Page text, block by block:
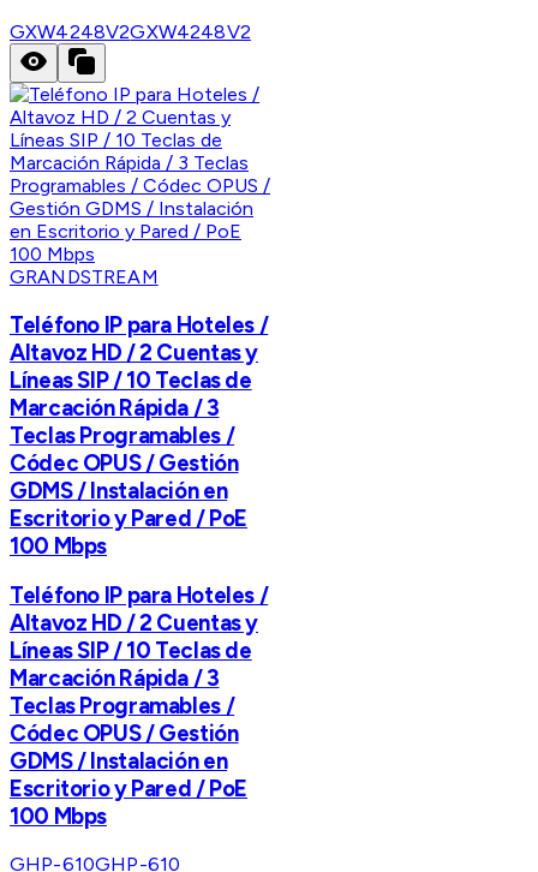
GXW4248V2GXW4248V2
GRANDSTREAM
Teléfono IP para Hoteles /
Altavoz HD / 2 Cuentas y
Líneas SIP / 10 Teclas de
Marcación Rápida / 3
Teclas Programables /
Códec OPUS / Gestión
GDMS / Instalación en
Escritorio y Pared / PoE
100 Mbps
Teléfono IP para Hoteles /
Altavoz HD / 2 Cuentas y
Líneas SIP / 10 Teclas de
Marcación Rápida / 3
Teclas Programables /
Códec OPUS / Gestión
GDMS / Instalación en
Escritorio y Pared / PoE
100 Mbps
GHP-610GHP-610